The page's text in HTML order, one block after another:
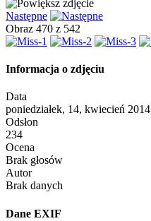
Następne
Obraz 470 z 542
Informacja o zdjęciu
Data
poniedziałek, 14, kwiecień 2014
Odsłon
234
Ocena
Brak głosów
Autor
Brak danych
Dane EXIF